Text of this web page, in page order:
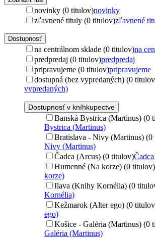
novinky (0 titulov)novinky
zľavnené tituly (0 titulov)zľavnené
Dostupnosť
na centrálnom sklade (0 titulov)na
predpredaj (0 titulov)predpredaj
pripravujeme (0 titulov)pripravujeme
dostupná (bez vypredaných) (0
vypredaných)
Dostupnosť v kníhkupectve
Banská Bystrica (Martinus) (0
Bystrica (Martinus)
Bratislava - Nivy (Martinus) (0
Nivy (Martinus)
Čadca (Arcus) (0 titulov)
Humenné (Na korze) (0 titulov)
korze)
Ilava (Knihy Kornélia) (0
Kornélia)
Kežmarok (Alter ego) (0
ego)
Košice - Galéria (Martinus) (0
Galéria (Martinus)